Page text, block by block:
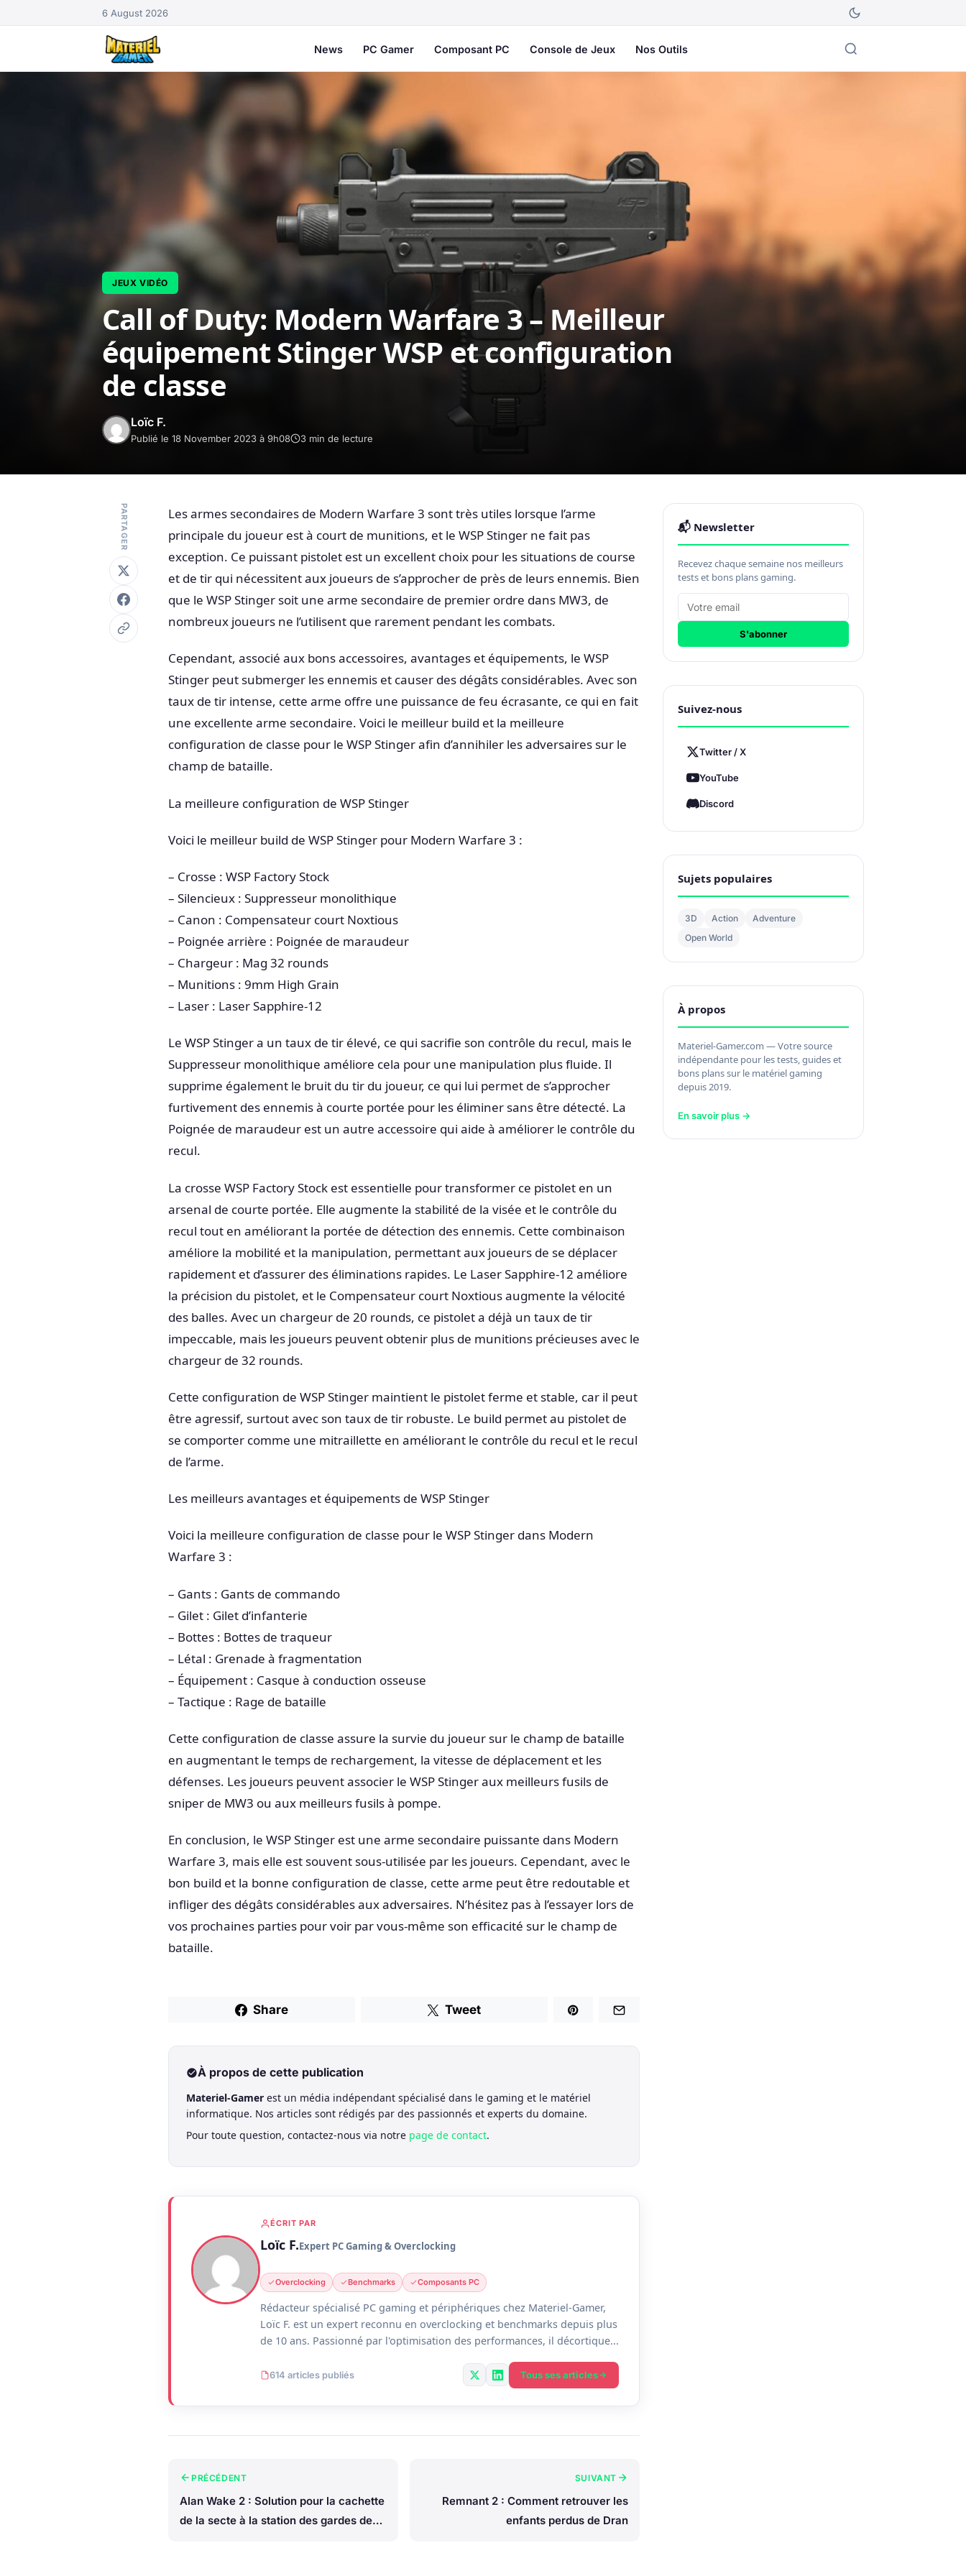
6 August 2026
News PC Gamer Composant PC Console de Jeux Nos Outils
JEUX VIDÉO
Call of Duty: Modern Warfare 3 – Meilleur
équipement Stinger WSP et configuration
de classe
Loïc F.
Publié le 18 November 2023 à 9h08 3 min de lecture
PARTAGER
Les armes secondaires de Modern Warfare 3 sont très utiles lorsque l’arme
principale du joueur est à court de munitions, et le WSP Stinger ne fait pas
exception. Ce puissant pistolet est un excellent choix pour les situations de course
et de tir qui nécessitent aux joueurs de s’approcher de près de leurs ennemis. Bien
que le WSP Stinger soit une arme secondaire de premier ordre dans MW3, de
nombreux joueurs ne l’utilisent que rarement pendant les combats.
Cependant, associé aux bons accessoires, avantages et équipements, le WSP
Stinger peut submerger les ennemis et causer des dégâts considérables. Avec son
taux de tir intense, cette arme offre une puissance de feu écrasante, ce qui en fait
une excellente arme secondaire. Voici le meilleur build et la meilleure
configuration de classe pour le WSP Stinger afin d’annihiler les adversaires sur le
champ de bataille.
La meilleure configuration de WSP Stinger
Voici le meilleur build de WSP Stinger pour Modern Warfare 3 :
– Crosse : WSP Factory Stock
– Silencieux : Suppresseur monolithique
– Canon : Compensateur court Noxtious
– Poignée arrière : Poignée de maraudeur
– Chargeur : Mag 32 rounds
– Munitions : 9mm High Grain
– Laser : Laser Sapphire-12
Le WSP Stinger a un taux de tir élevé, ce qui sacrifie son contrôle du recul, mais le
Suppresseur monolithique améliore cela pour une manipulation plus fluide. Il
supprime également le bruit du tir du joueur, ce qui lui permet de s’approcher
furtivement des ennemis à courte portée pour les éliminer sans être détecté. La
Poignée de maraudeur est un autre accessoire qui aide à améliorer le contrôle du
recul.
La crosse WSP Factory Stock est essentielle pour transformer ce pistolet en un
arsenal de courte portée. Elle augmente la stabilité de la visée et le contrôle du
recul tout en améliorant la portée de détection des ennemis. Cette combinaison
améliore la mobilité et la manipulation, permettant aux joueurs de se déplacer
rapidement et d’assurer des éliminations rapides. Le Laser Sapphire-12 améliore
la précision du pistolet, et le Compensateur court Noxtious augmente la vélocité
des balles. Avec un chargeur de 20 rounds, ce pistolet a déjà un taux de tir
impeccable, mais les joueurs peuvent obtenir plus de munitions précieuses avec le
chargeur de 32 rounds.
Cette configuration de WSP Stinger maintient le pistolet ferme et stable, car il peut
être agressif, surtout avec son taux de tir robuste. Le build permet au pistolet de
se comporter comme une mitraillette en améliorant le contrôle du recul et le recul
de l’arme.
Les meilleurs avantages et équipements de WSP Stinger
Voici la meilleure configuration de classe pour le WSP Stinger dans Modern
Warfare 3 :
– Gants : Gants de commando
– Gilet : Gilet d’infanterie
– Bottes : Bottes de traqueur
– Létal : Grenade à fragmentation
– Équipement : Casque à conduction osseuse
– Tactique : Rage de bataille
Cette configuration de classe assure la survie du joueur sur le champ de bataille
en augmentant le temps de rechargement, la vitesse de déplacement et les
défenses. Les joueurs peuvent associer le WSP Stinger aux meilleurs fusils de
sniper de MW3 ou aux meilleurs fusils à pompe.
En conclusion, le WSP Stinger est une arme secondaire puissante dans Modern
Warfare 3, mais elle est souvent sous-utilisée par les joueurs. Cependant, avec le
bon build et la bonne configuration de classe, cette arme peut être redoutable et
infliger des dégâts considérables aux adversaires. N’hésitez pas à l’essayer lors de
vos prochaines parties pour voir par vous-même son efficacité sur le champ de
bataille.
Share Tweet
À propos de cette publication
Materiel-Gamer est un média indépendant spécialisé dans le gaming et le matériel
informatique. Nos articles sont rédigés par des passionnés et experts du domaine.
Pour toute question, contactez-nous via notre page de contact.
ÉCRIT PAR
Loïc F.Expert PC Gaming & Overclocking
Overclocking Benchmarks Composants PC
Rédacteur spécialisé PC gaming et périphériques chez Materiel-Gamer,
Loïc F. est un expert reconnu en overclocking et benchmarks depuis plus
de 10 ans. Passionné par l'optimisation des performances, il décortique...
614 articles publiés Tous ses articles
PRÉCÉDENT
Alan Wake 2 : Solution pour la cachette
de la secte à la station des gardes de
SUIVANT
Remnant 2 : Comment retrouver les
enfants perdus de Dran
📬 Newsletter
Recevez chaque semaine nos meilleurs
tests et bons plans gaming.
S'abonner
Suivez-nous
Twitter / X
YouTube
Discord
Sujets populaires
3D Action
Adventure
Open World
À propos
Materiel-Gamer.com — Votre source
indépendante pour les tests, guides et
bons plans sur le matériel gaming
depuis 2019.
En savoir plus →